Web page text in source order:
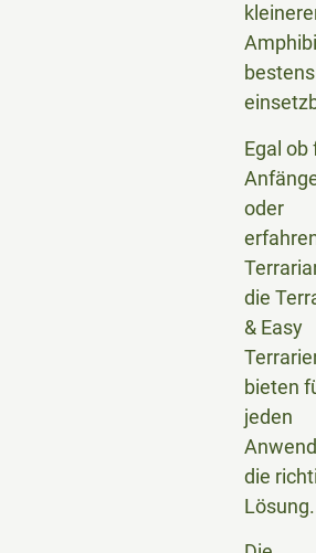
bestens
Egal ob
oder
die
& Easy
bieten
jeden
die
Lösung.